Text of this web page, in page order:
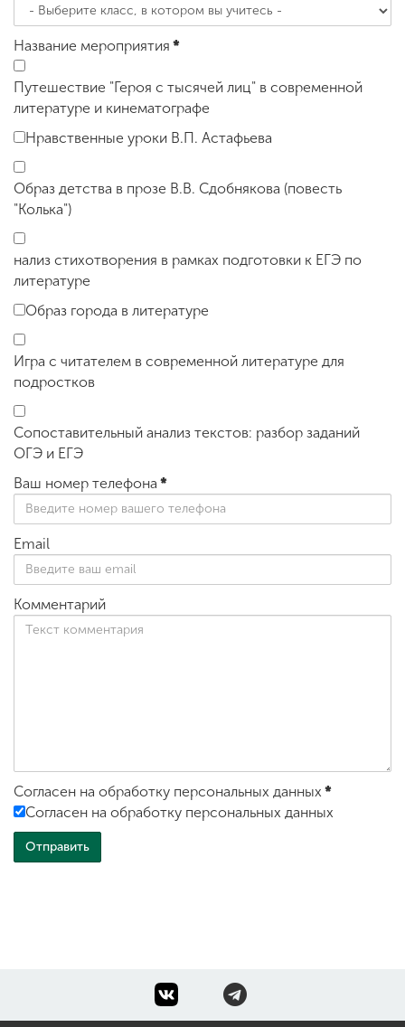
Название мероприятия *
Путешествие "Героя с тысячей лиц" в современной
литературе и кинематографе
Нравственные уроки В.П. Астафьева
Образ детства в прозе В.В. Сдобнякова (повесть
"Колька")
нализ стихотворения в рамках подготовки к ЕГЭ по
литературе
Образ города в литературе
Игра с читателем в современной литературе для
подростков
Сопоставительный анализ текстов: разбор заданий
ОГЭ и ЕГЭ
Ваш номер телефона *
Email
Комментарий
Согласен на обработку персональных данных *
Согласен на обработку персональных данных